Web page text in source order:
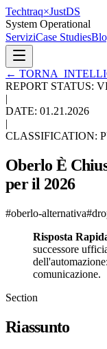
Techtraq×JustDS
System Operational
ServiziCase Studies
←
REPORT STATUS:
|
DATE: 01.21.2026
|
CLASSIFICATION:
Oberlo È
per il 2026
#oberlo-alternativa#
Risposta
successore
comunicazione.
Section
Riassunto